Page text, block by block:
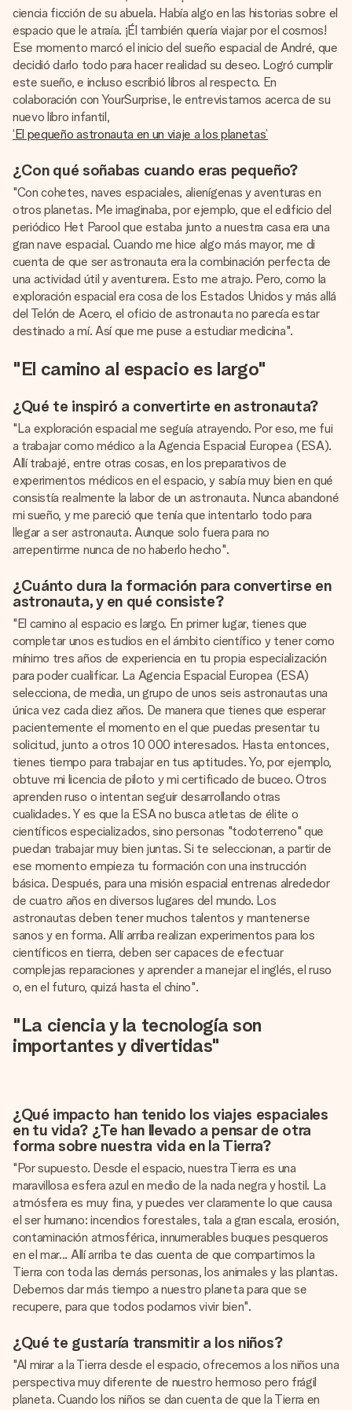
un mensaje que llegue al corazón. Sin complicaciones, solo
todo el amor para el momento.
ciencia ficción de su abuela. Había algo en las historias sobre el
espacio que le atraía. ¡Él también quería viajar por el cosmos!
Ese momento marcó el inicio del sueño espacial de André, que
decidió darlo todo para hacer realidad su deseo. Logró cumplir
este sueño, e incluso escribió libros al respecto. En
colaboración con YourSurprise, le entrevistamos acerca de su
nuevo libro infantil,
‘El pequeño astronauta en un viaje a los planetas’
¿Con qué soñabas cuando eras pequeño?
"Con cohetes, naves espaciales, alienígenas y aventuras en
otros planetas. Me imaginaba, por ejemplo, que el edificio del
periódico Het Parool que estaba junto a nuestra casa era una
gran nave espacial. Cuando me hice algo más mayor, me di
cuenta de que ser astronauta era la combinación perfecta de
una actividad útil y aventurera. Esto me atrajo. Pero, como la
exploración espacial era cosa de los Estados Unidos y más allá
del Telón de Acero, el oficio de astronauta no parecía estar
destinado a mí. Así que me puse a estudiar medicina".
"El camino al espacio es largo"
¿Qué te inspiró a convertirte en astronauta?
"La exploración espacial me seguía atrayendo. Por eso, me fui
a trabajar como médico a la Agencia Espacial Europea (ESA).
Allí trabajé, entre otras cosas, en los preparativos de
experimentos médicos en el espacio, y sabía muy bien en qué
consistía realmente la labor de un astronauta. Nunca abandoné
mi sueño, y me pareció que tenía que intentarlo todo para
llegar a ser astronauta. Aunque solo fuera para no
arrepentirme nunca de no haberlo hecho".
¿Cuánto dura la formación para convertirse en
astronauta, y en qué consiste?
"El camino al espacio es largo. En primer lugar, tienes que
completar unos estudios en el ámbito científico y tener como
mínimo tres años de experiencia en tu propia especialización
para poder cualificar. La Agencia Espacial Europea (ESA)
selecciona, de media, un grupo de unos seis astronautas una
única vez cada diez años. De manera que tienes que esperar
pacientemente el momento en el que puedas presentar tu
solicitud, junto a otros 10 000 interesados. Hasta entonces,
tienes tiempo para trabajar en tus aptitudes. Yo, por ejemplo,
obtuve mi licencia de piloto y mi certificado de buceo. Otros
aprenden ruso o intentan seguir desarrollando otras
cualidades. Y es que la ESA no busca atletas de élite o
científicos especializados, sino personas "todoterreno" que
puedan trabajar muy bien juntas. Si te seleccionan, a partir de
ese momento empieza tu formación con una instrucción
básica. Después, para una misión espacial entrenas alrededor
de cuatro años en diversos lugares del mundo. Los
astronautas deben tener muchos talentos y mantenerse
sanos y en forma. Allí arriba realizan experimentos para los
científicos en tierra, deben ser capaces de efectuar
complejas reparaciones y aprender a manejar el inglés, el ruso
o, en el futuro, quizá hasta el chino".
"La ciencia y la tecnología son
importantes y divertidas"
¿Qué impacto han tenido los viajes espaciales
en tu vida? ¿Te han llevado a pensar de otra
forma sobre nuestra vida en la Tierra?
"Por supuesto. Desde el espacio, nuestra Tierra es una
maravillosa esfera azul en medio de la nada negra y hostil. La
atmósfera es muy fina, y puedes ver claramente lo que causa
el ser humano: incendios forestales, tala a gran escala, erosión,
contaminación atmosférica, innumerables buques pesqueros
en el mar... Allí arriba te das cuenta de que compartimos la
Tierra con toda las demás personas, los animales y las plantas.
Debemos dar más tiempo a nuestro planeta para que se
recupere, para que todos podamos vivir bien".
¿Qué te gustaría transmitir a los niños?
"Al mirar a la Tierra desde el espacio, ofrecemos a los niños una
perspectiva muy diferente de nuestro hermoso pero frágil
planeta. Cuando los niños se dan cuenta de que la Tierra en